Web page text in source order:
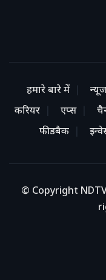
हमारे बारे में
करियर
एप्स
फीडबैक
© Copyright